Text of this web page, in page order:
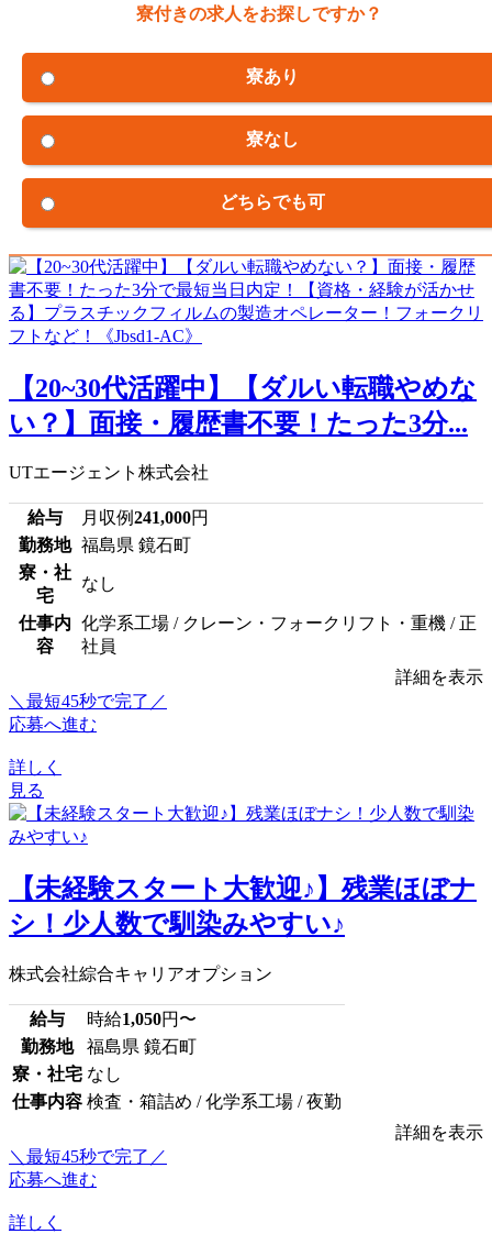
寮付きの求人をお探しですか？
寮あり
寮なし
どちらでも可
【20~30代活躍中】【ダルい転職やめな
い？】面接・履歴書不要！たった3分...
UTエージェント株式会社
給与 月収例241,000円
勤務地 福島県 鏡石町
寮・社
宅
なし
仕事内
容
化学系工場 / クレーン・フォークリフト・重機 / 正
社員
詳細を表示
＼最短45秒で完了／
応募へ進む
詳しく
見る
【未経験スタート大歓迎♪】残業ほぼナ
シ！少人数で馴染みやすい♪
株式会社綜合キャリアオプション
給与 時給1,050円〜
勤務地
福島県 鏡石町
寮・社宅 なし
仕事内容 検査・箱詰め / 化学系工場 / 夜勤
詳細を表示
＼最短45秒で完了／
応募へ進む
詳しく